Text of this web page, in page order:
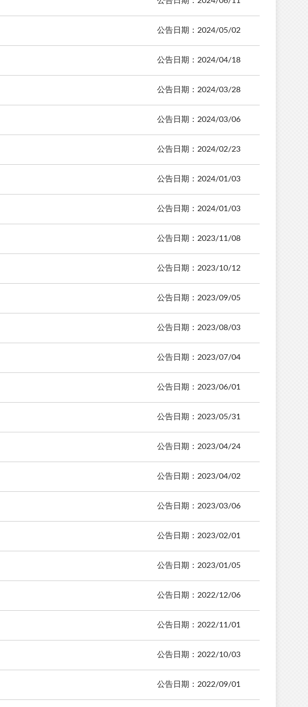
公告日期：2024/05/02
公告日期：2024/04/18
公告日期：2024/03/28
公告日期：2024/03/06
公告日期：2024/02/23
公告日期：2024/01/03
公告日期：2024/01/03
公告日期：2023/11/08
公告日期：2023/10/12
公告日期：2023/09/05
公告日期：2023/08/03
公告日期：2023/07/04
公告日期：2023/06/01
公告日期：2023/05/31
公告日期：2023/04/24
公告日期：2023/04/02
公告日期：2023/03/06
公告日期：2023/02/01
公告日期：2023/01/05
公告日期：2022/12/06
公告日期：2022/11/01
公告日期：2022/10/03
公告日期：2022/09/01